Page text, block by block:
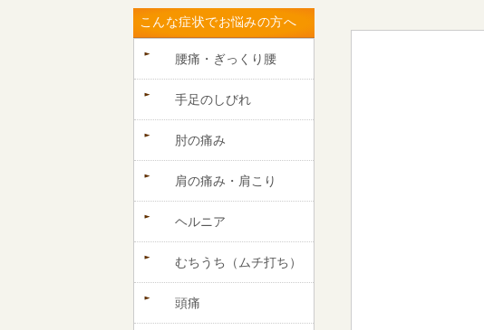
こんな症状でお悩みの方へ
腰痛・ぎっくり腰
手足のしびれ
肘の痛み
肩の痛み・肩こり
ヘルニア
むちうち（ムチ打ち）
頭痛